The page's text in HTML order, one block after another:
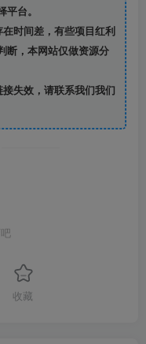
台。
时间差，有些项目红利
断，本网站仅做资源分
失效，请联系我们我们
收藏